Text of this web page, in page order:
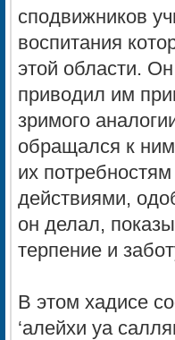
сподвижников
воспитания
этой области.
приводил им
зримого
обращался к
их
действиями,
он делал,
терпение и
В этом хадисе
‘алейхи уа